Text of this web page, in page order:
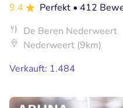
9.4
Perfekt • 412
De Beren Nederweert
Nederweert (9km)
Verkauft: 1.484